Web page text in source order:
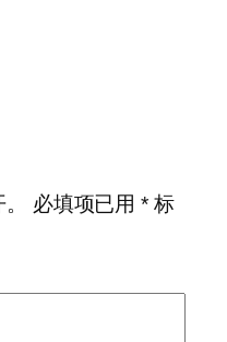
必填项已用* 标